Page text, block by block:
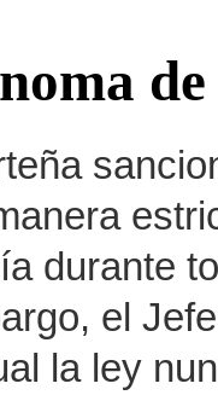
durante
el
la ley